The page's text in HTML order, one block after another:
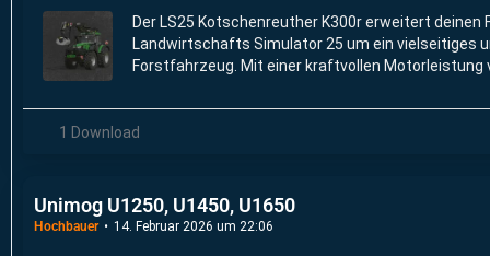
Der LS25 Kotschenreuther K300r erweitert deinen
Landwirtschafts Simulator 25 um ein vielseitiges
Forstfahrzeug. Mit einer kraftvollen Motorleistung
1 Download
Unimog U1250, U1450, U1650
Hochbauer 14. Februar 2026 um 22:06